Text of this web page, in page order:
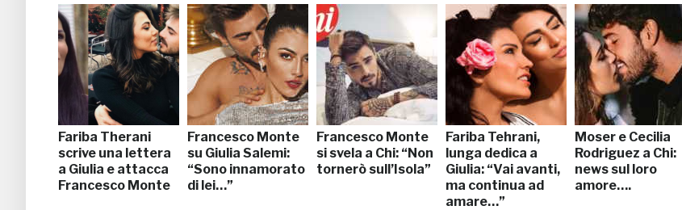
Fariba Therani
scrive una lettera
a Giulia e attacca
Francesco Monte
Francesco Monte
su Giulia Salemi:
“Sono innamorato
di lei…”
Francesco Monte
si svela a Chi: “Non
tornerò sull’Isola”
Fariba Tehrani,
lunga dedica a
Giulia: “Vai avanti,
ma continua ad
amare…”
Moser e Cecilia
Rodriguez a Chi:
news sul loro
amore….